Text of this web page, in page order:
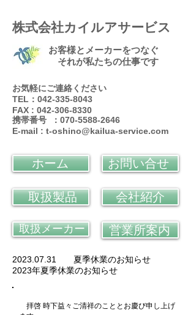
株式会社カイルアサービス
お客様とメーカーをつなぐ
それが私たちの仕事です
お気軽にご連絡ください
TEL：042-335-8043
FAX : 042-306-8330
携帯番号 ：070-5588-2646
E-mail : t-oshino@kailua-service.com
ホーム
取扱製品
取扱メーカー
お問い合せ
会社紹介
営業所案内
2023.07.31 夏季休業のお知らせ
2023年夏季休業のお知らせ
拝啓 時下益々ご清祥のこととお慶び申し上げ